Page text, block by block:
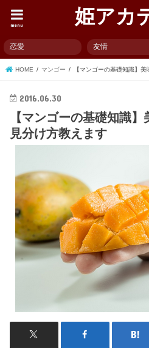
姫アカ
menu
恋愛 友情
HOME マンゴー 【マンゴーの基礎知識】
2016.06.30
【マンゴーの基礎知識
見分け方教えます